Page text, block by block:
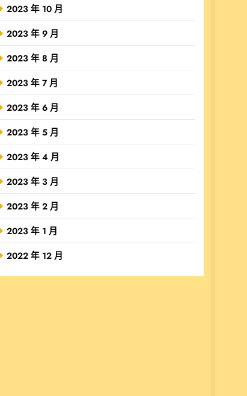
2023 年 10 月
2023 年 9 月
2023 年 8 月
2023 年 7 月
2023 年 6 月
2023 年 5 月
2023 年 4 月
2023 年 3 月
2023 年 2 月
2023 年 1 月
2022 年 12 月